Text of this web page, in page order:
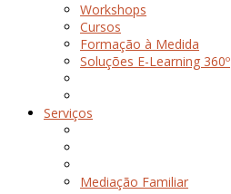
Workshops
Cursos
Formação à Medida
Soluções E-Learning 360º
Serviços
Mediação Familiar